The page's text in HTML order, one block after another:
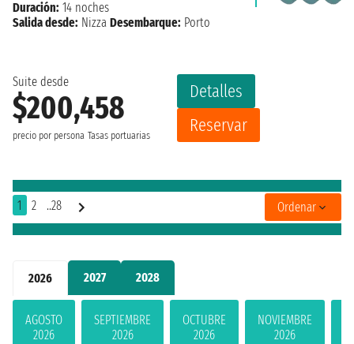
2026 2027 2028
AGOSTO
2026
SEPTIEMBRE
2026
OCTUBRE
2026
NOVIEMBRE
2026
Suite desde
$200,458
precio por persona Tasas portuarias
Detalles
Reservar
Duración: 14 noches
Salida desde: Nizza Desembarque: Porto
1 2 ..28 Ordenar